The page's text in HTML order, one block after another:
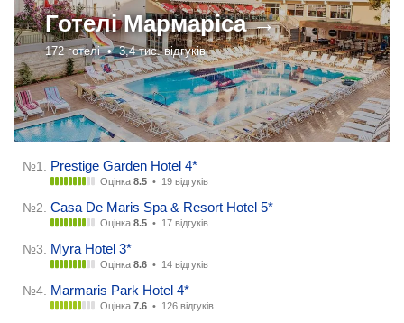
ГотеліМармаріса →
172 готелі •3,4 тис. відгуків
№1. Prestige Garden Hotel 4*
Оцінка 8.5 • 19 відгуків
№2. Casa De Maris Spa & Resort Hotel 5*
Оцінка 8.5 • 17 відгуків
№3. Myra Hotel 3*
Оцінка 8.6 • 14 відгуків
№4. Marmaris Park Hotel 4*
Оцінка 7.6 • 126 відгуків